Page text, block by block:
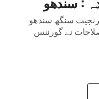
سنگھ سندھو
نے گورننس